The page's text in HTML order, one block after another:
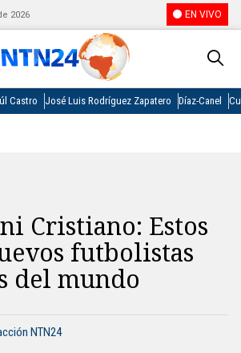
2026 EN VIVO
Castro José Luis Rodríguez Zapatero Díaz-Canel
Cristiano: Estos
futbolistas
del mundo
NTN24